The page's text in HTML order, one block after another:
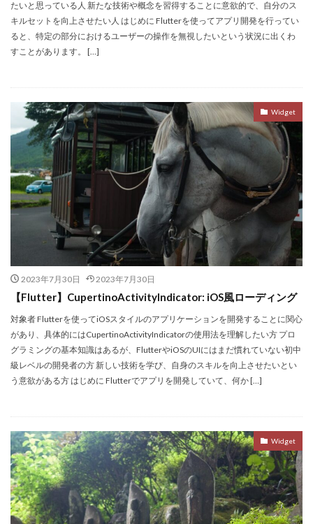
たいと思っている人 新たな技術や概念を習得することに意欲的で、自分のス
キルセットを向上させたい人 はじめに Flutterを使ってアプリ開発を行ってい
ると、特定の部分におけるユーザーの操作を無視したいという状況に出くわ
すことがあります。 […]
Widget
2023年7月30日 2023年7月30日
【Flutter】CupertinoActivityIndicator: iOS風ローディング
対象者 Flutterを使ってiOSスタイルのアプリケーションを開発することに関心
があり、具体的にはCupertinoActivityIndicatorの使用法を理解したい方 プロ
グラミングの基本知識はあるが、FlutterやiOSのUIにはまだ慣れていない初中
級レベルの開発者の方 新しい技術を学び、自身のスキルを向上させたいとい
う意欲がある方 はじめに Flutterでアプリを開発していて、何か […]
Widget